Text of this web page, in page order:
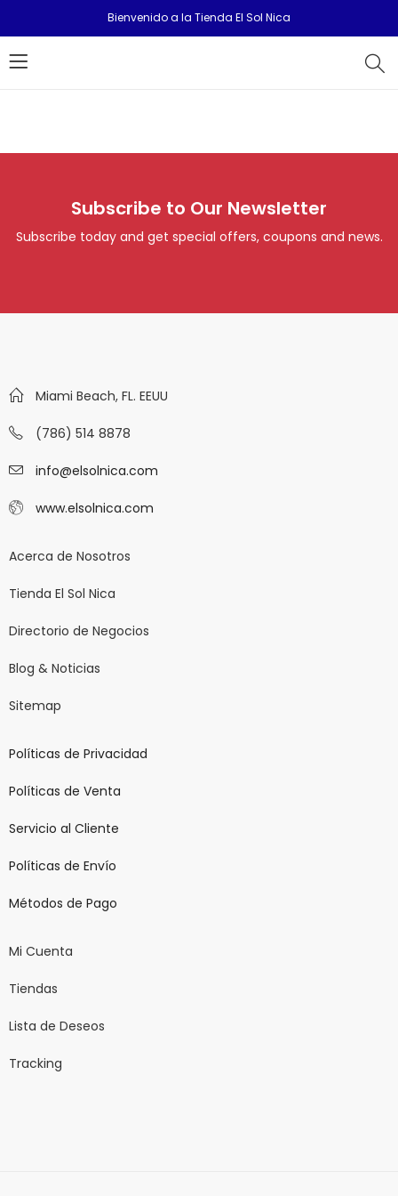
Bienvenido a la Tienda El Sol Nica
Subscribe to Our Newsletter
Subscribe today and get special offers, coupons and news.
Miami Beach, FL. EEUU
(786) 514 8878
info@elsolnica.com
www.elsolnica.com
Acerca de Nosotros
Tienda El Sol Nica
Directorio de Negocios
Blog & Noticias
Sitemap
Políticas de Privacidad
Políticas de Venta
Servicio al Cliente
Políticas de Envío
Métodos de Pago
Mi Cuenta
Tiendas
Lista de Deseos
Tracking